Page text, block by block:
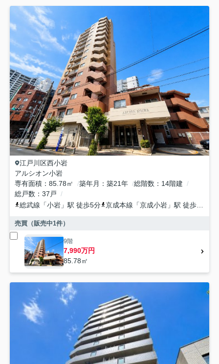
江戸川区西小岩
アルシオン小岩
専有面積
85.78㎡ 築年月 築21年 総階数
14階建
総戸数
37戸
総武線 「小岩 」駅 徒歩5分 京成本線 「京成小岩 」駅 徒歩13分
売買（販売中1件）
9階
7,990万円
85.78㎡